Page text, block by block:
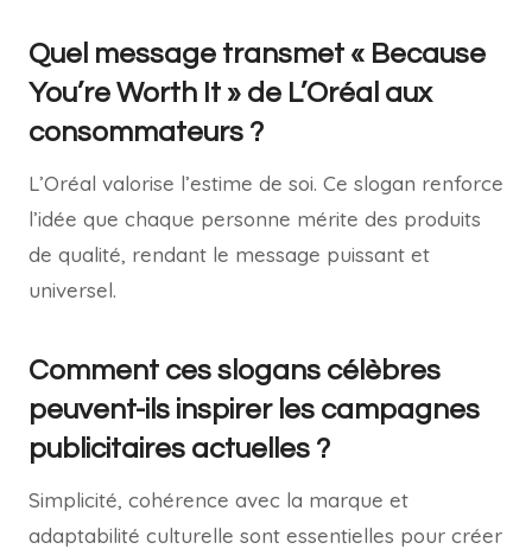
Quel message transmet « Because
You’re Worth It » de L’Oréal aux
consommateurs ?
L’Oréal valorise l’estime de soi. Ce slogan renforce
l’idée que chaque personne mérite des produits
de qualité, rendant le message puissant et
universel.
Comment ces slogans célèbres
peuvent-ils inspirer les campagnes
publicitaires actuelles ?
Simplicité, cohérence avec la marque et
adaptabilité culturelle sont essentielles pour créer